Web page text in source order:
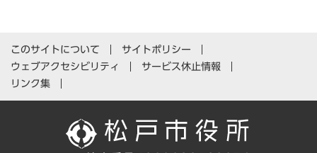
このサイトについて
サイトポリシー
ウェブアクセシビリティ
サービス休止情報
リンク集